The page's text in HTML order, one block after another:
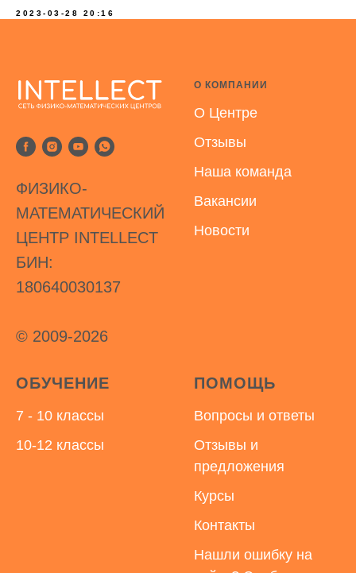
2023-03-28 20:16
ФИЗИКО-
МАТЕМАТИЧЕСКИЙ
ЦЕНТР INTELLECT
БИН:
180640030137
© 2009-2026
О КОМПАНИИ
О Центре
Отзывы
Наша команда
Вакансии
Новости
ОБУЧЕНИЕ
7 - 10 классы
10-12 классы
ПОМОЩЬ
Вопросы и ответы
Отзывы и
предложения
Курсы
Контакты
Нашли ошибку на